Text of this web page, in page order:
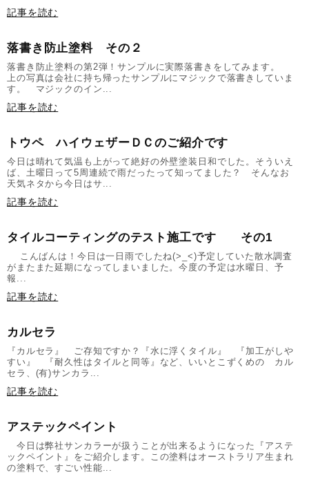
記事を読む
落書き防止塗料 その２
落書き防止塗料の第2弾！サンプルに実際落書きをしてみます。
上の写真は会社に持ち帰ったサンプルにマジックで落書きしていま
す。 マジックのイン...
記事を読む
トウペ ハイウェザーＤＣのご紹介です
今日は晴れて気温も上がって絶好の外壁塗装日和でした。そういえ
ば、土曜日って5周連続で雨だったって知ってました？ そんなお
天気ネタから今日はサ...
記事を読む
タイルコーティングのテスト施工です その1
こんばんは！今日は一日雨でしたね(>_<)予定していた散水調査
がまたまた延期になってしまいました。今度の予定は水曜日、予
報...
記事を読む
カルセラ
『カルセラ』 ご存知ですか？『水に浮くタイル』 『加工がしや
すい』 『耐久性はタイルと同等』など、いいとこずくめの カル
セラ、(有)サンカラ...
記事を読む
アステックペイント
今日は弊社サンカラーが扱うことが出来るようになった『アステ
ックペイント』をご紹介します。この塗料はオーストラリア生まれ
の塗料で、すごい性能...